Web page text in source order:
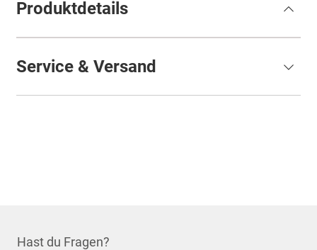
Produktdetails
Service & Versand
Hast du Fragen?